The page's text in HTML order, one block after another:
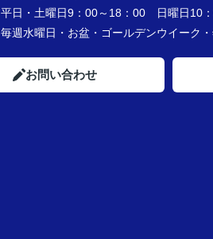
平日・土曜日9：00～18：00 日曜日10
毎週水曜日・お盆・ゴールデンウイーク
お問い合わせ